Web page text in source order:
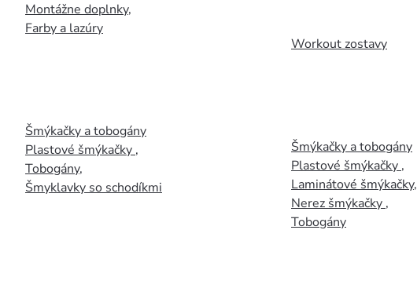
Montážne doplnky,
Farby a lazúry
Šmýkačky a tobogány
Plastové šmýkačky ,
Tobogány,
Šmyklavky so schodíkmi
Workout zostavy
Šmýkačky a tobogány
Plastové šmýkačky ,
Laminátové šmýkačky,
Nerez šmýkačky ,
Tobogány